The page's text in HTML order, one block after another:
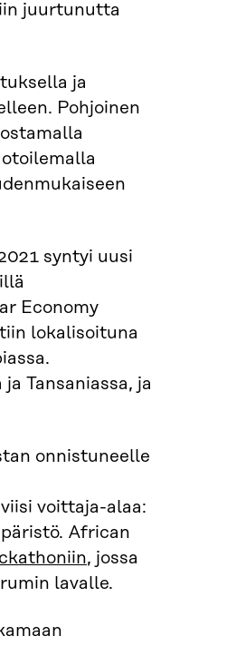
juurtunutta
ja
Pohjoinen
syntyi uusi
Economy
lokalisoituna
Tansaniassa, ja
onnistuneelle
voittaja-alaa:
African
, jossa
lavalle.